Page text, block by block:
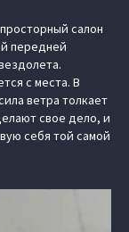
салон
передней
с места. В
ветра толкает
свое дело, и
себя той самой